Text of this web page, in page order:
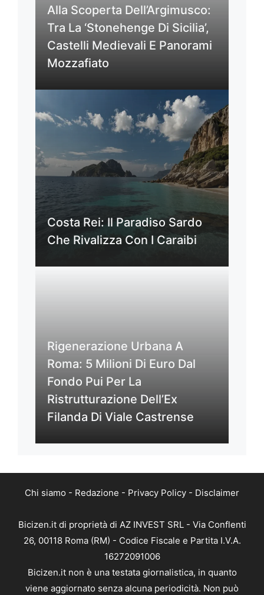
Alla Scoperta Dell’Argimusco:
Tra La ‘Stonehenge Di Sicilia’,
Castelli Medievali E Panorami
Mozzafiato
Costa Rei: Il Paradiso Sardo
Che Rivalizza Con I Caraibi
Rigenerazione Urbana A
Roma: 5 Milioni Di Euro Dal
Fondo Pui Per La
Ristrutturazione Dell’Ex
Filanda Di Viale Castrense
Chi siamo - Redazione - Privacy Policy - Disclaimer
Bicizen.it di proprietà di AZ INVEST SRL - Via Conflenti
26, 00118 Roma (RM) - Codice Fiscale e Partita I.V.A.
16272091006
Bicizen.it non è una testata giornalistica, in quanto
viene aggiornato senza alcuna periodicità. Non può